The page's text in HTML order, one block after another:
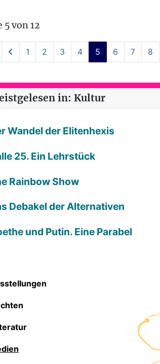
5 von 12
1 2 3 4 5 6 7 8
in: Kultur
Wandel der Elitenhexis
25. Ein Lehrstück
Rainbow Show
Debakel der Alternativen
und Putin. Eine Parabel